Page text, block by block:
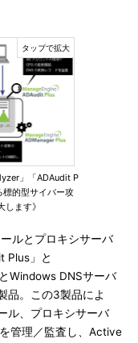
」「ADAudit P
的型サイバー攻
ます》
ルとプロキシサーバ
Plus」と
Windows DNSサーバ
品。この3製品によ
ル、プロキシサーバ
管理／監査し、Active